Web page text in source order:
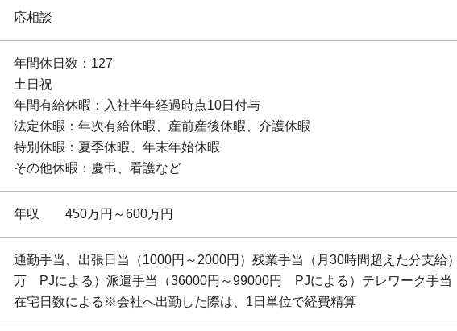
応相談
年間休日数：127
土日祝
年間有給休暇：入社半年経過時点10日付与
法定休暇：年次有給休暇、産前産後休暇、介護休暇
特別休暇：夏季休暇、年末年始休暇
その他休暇：慶弔、看護など
年収 450万円～600万円
通勤手当、出張日当（1000円～2000円）残業手当（月30時間超えた分支給
万 PJによる）派遣手当（36000円～99000円 PJによる）テレワーク手当
在宅日数による※会社へ出勤した際は、1日単位で経費精算